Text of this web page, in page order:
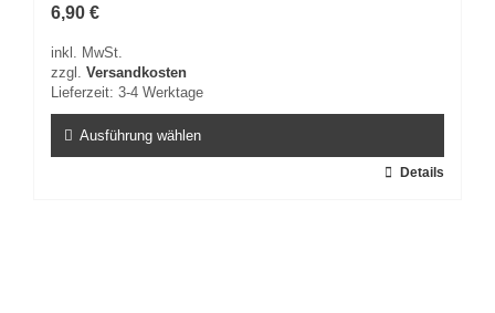
können
der
Produktseite
werden
6,90 €
inkl. MwSt.
zzgl. Versandkosten
Lieferzeit: 3-4 Werktage
Ausführung wählen
Details